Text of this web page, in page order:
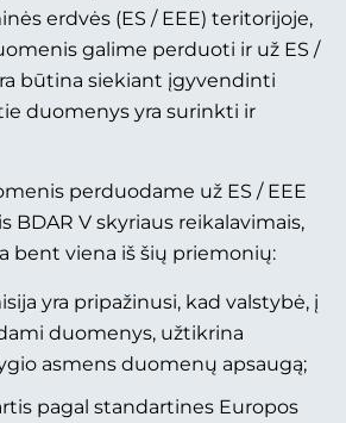
erdvės (ES / EEE) teritorijoje,
galime perduoti ir už ES /
būtina siekiant įgyvendinti
duomenys yra surinkti ir
perduodame už ES / EEE
BDAR V skyriaus reikalavimais,
bent viena iš šių priemonių:
yra pripažinusi, kad valstybė, į
duomenys, užtikrina
asmens duomenų apsaugą;
pagal standartines Europos